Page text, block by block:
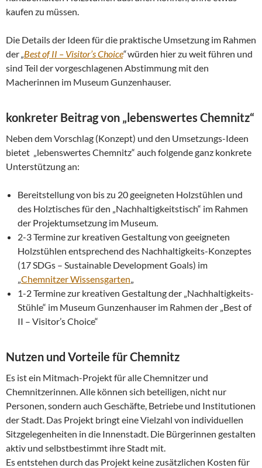
kaufen zu müssen.
Die Details der Ideen für die praktische Umsetzung im Rahmen
der Best of II – Visitor’s Choice“würden hier zu weit führen und
sind Teil der vorgeschlagenen Abstimmung mit den
Macherinnen im Museum Gunzenhauser.
konkreter Beitrag von „lebenswertes Chemnitz“
Neben dem Vorschlag (Konzept) und den Umsetzungs-Ideen
bietet „lebenswertes Chemnitz“ auch folgende ganz konkrete
Unterstützung an:
Bereitstellung von bis zu 20 geeigneten Holzstühlen und
des Holztisches für den „Nachhaltigkeitstisch“ im Rahmen
der Projektumsetzung im Museum.
2-3 Termine zur kreativen Gestaltung von geeigneten
Holzstühlen entsprechend des Nachhaltigkeits-Konzeptes
(17 SDGs – Sustainable Development Goals) im
Chemnitzer Wissensgarten
1-2 Termine zur kreativen Gestaltung der „Nachhaltigkeits-
Stühle“ im Museum Gunzenhauser im Rahmen der „Best of
II – Visitor’s Choice“
Nutzen und Vorteile für Chemnitz
Es ist ein Mitmach-Projekt für alle Chemnitzer und
Chemnitzerinnen. Alle können sich beteiligen, nicht nur
Personen, sondern auch Geschäfte, Betriebe und Institutionen
der Stadt. Das Projekt bringt eine Vielzahl von individuellen
Sitzgelegenheiten in die Innenstadt. Die Bürgerinnen gestalten
aktiv und selbstbestimmt ihre Stadt mit.
Es entstehen durch das Projekt keine zusätzlichen Kosten für